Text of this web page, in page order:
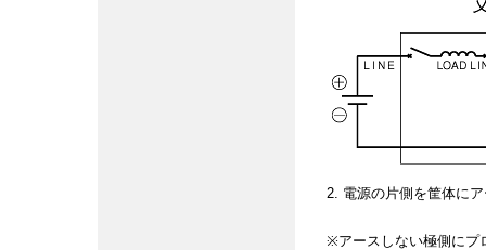
2. 電源の片側を筐体に
※アースしない極側にプ